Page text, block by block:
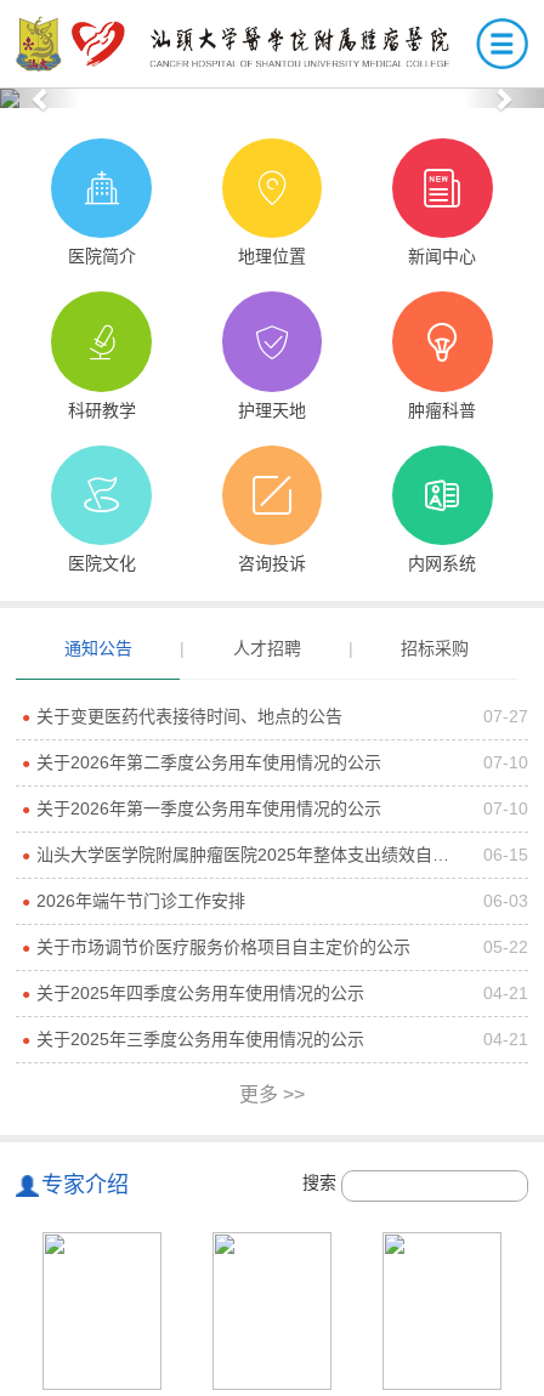
Previous
医院简介 地理位置 新闻中心
科研教学 护理天地 肿瘤科普
医院文化 咨询投诉 内网系统
通知公告 | 人才招聘 | 招标采购
● 关于变更医药代表接待时间、地点的公告 07-27
● 关于2026年第二季度公务用车使用情况的公示 07-10
● 关于2026年第一季度公务用车使用情况的公示 07-10
● 汕头大学医学院附属肿瘤医院2025年整体支出绩效自评报告 06-15
● 2026年端午节门诊工作安排 06-03
● 关于市场调节价医疗服务价格项目自主定价的公示 05-22
● 关于2025年四季度公务用车使用情况的公示 04-21
● 关于2025年三季度公务用车使用情况的公示 04-21
更多 >>
专家介绍 搜索